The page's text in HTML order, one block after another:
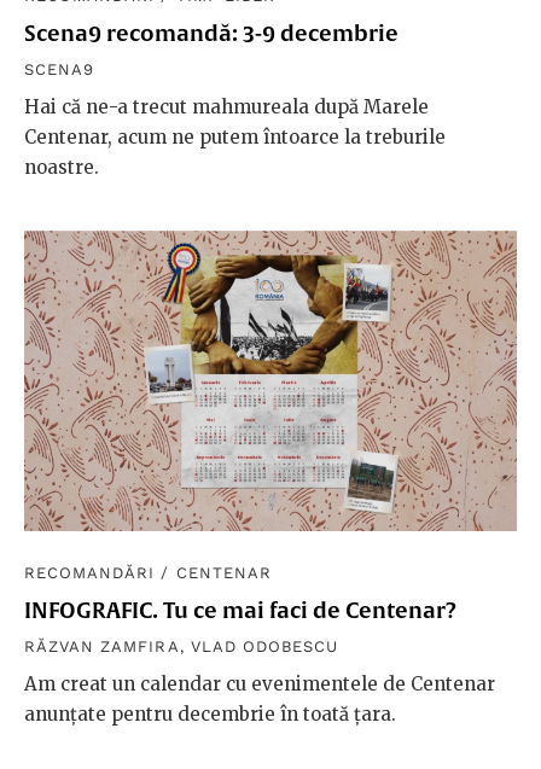
Scena9 recomandă: 3-9 decembrie
SCENA9
Hai că ne-a trecut mahmureala după Marele
Centenar, acum ne putem întoarce la treburile
noastre.
RECOMANDĂRI / CENTENAR
INFOGRAFIC. Tu ce mai faci de Centenar?
RĂZVAN ZAMFIRA , VLAD ODOBESCU
Am creat un calendar cu evenimentele de Centenar
anunțate pentru decembrie în toată țara.